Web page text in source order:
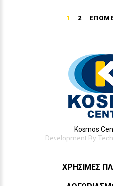
1 2
Kosmos
Development By
ΧΡΉΣΙΜΕΣ